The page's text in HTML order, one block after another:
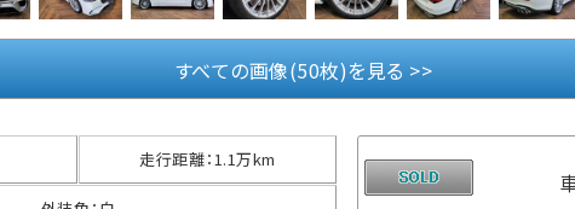
すべての画像(50枚)を見る >>
走行距離：1.1万km